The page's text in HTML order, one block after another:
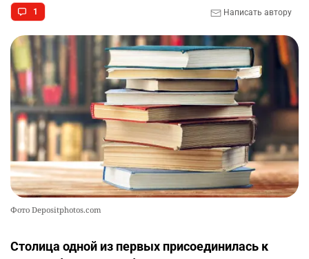
1 Написать автору
Фото Depositphotos.com
Столица одной из первых присоединилась к